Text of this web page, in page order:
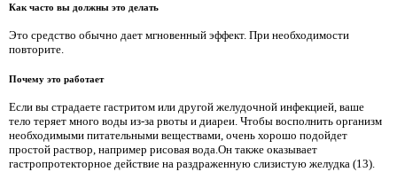
Как часто вы должны это делать
Это средство обычно дает мгновенный эффект. При необходимости
повторите.
Почему это работает
Если вы страдаете гастритом или другой желудочной инфекцией, ваше
тело теряет много воды из-за рвоты и диареи. Чтобы восполнить организм
необходимыми питательными веществами, очень хорошо подойдет
простой раствор, например рисовая вода.Он также оказывает
гастропротекторное действие на раздраженную слизистую желудка (13).